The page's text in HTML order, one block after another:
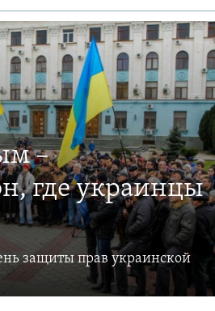
–
где украинцы
защиты прав украинской